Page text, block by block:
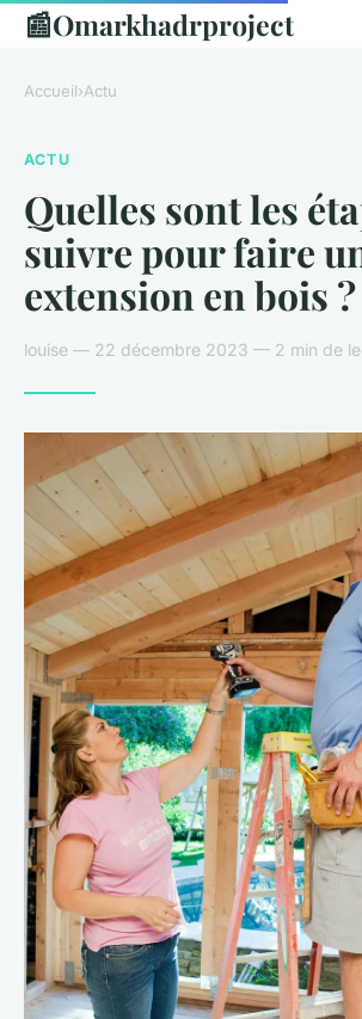
📰Omarkhadrproject
Accueil›Actu
ACTU
Quelles sont les
suivre pour faire
extension en bois ?
louise — 22 décembre 2023 — 2 min de